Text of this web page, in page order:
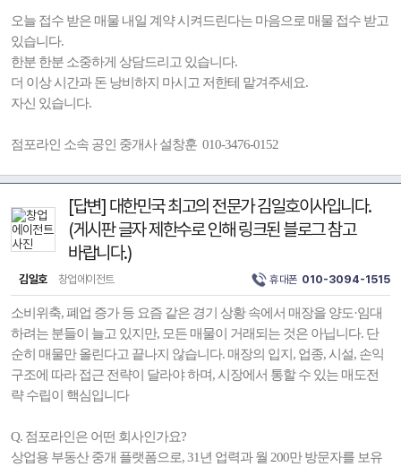
오늘 접수 받은 매물 내일 계약 시켜드린다는 마음으로 매물 접수 받고
있습니다.
한분 한분 소중하게 상담드리고 있습니다.
더 이상 시간과 돈 낭비하지 마시고 저한테 맡겨주세요.
자신 있습니다.
점포라인 소속 공인 중개사 설창훈 010-3476-0152
[답변] 대한민국 최고의 전문가 김일호이사입니다.
(게시판 글자 제한수로 인해 링크된 블로그 참고
바랍니다.)
김일호 창업에이전트 휴대폰 010-3094-1515
소비위축, 폐업 증가 등 요즘 같은 경기 상황 속에서 매장을 양도·임대
하려는 분들이 늘고 있지만, 모든 매물이 거래되는 것은 아닙니다. 단
순히 매물만 올린다고 끝나지 않습니다. 매장의 입지, 업종, 시설, 손익
구조에 따라 접근 전략이 달라야 하며, 시장에서 통할 수 있는 매도전
략 수립이 핵심입니다
Q. 점포라인은 어떤 회사인가요?
상업용 부동산 중개 플랫폼으로, 31년 업력과 월 200만 방문자를 보유